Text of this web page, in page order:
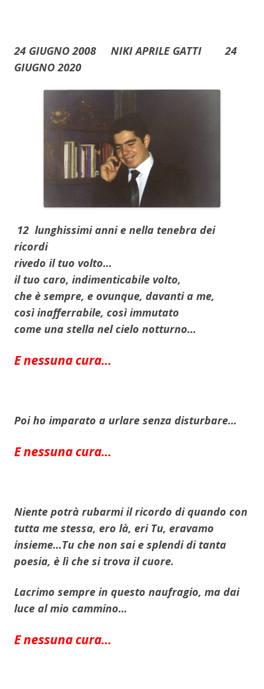
24 GIUGNO 2008 NIKI APRILE GATTI 24
GIUGNO 2020
12 lunghissimi anni e nella tenebra dei
ricordi
rivedo il tuo volto…
il tuo caro, indimenticabile volto,
che è sempre, e ovunque, davanti a me,
così inafferrabile, così immutato
come una stella nel cielo notturno…
E nessuna cura…
Poi ho imparato a urlare senza disturbare…
E nessuna cura…
Niente potrà rubarmi il ricordo di quando con
tutta me stessa, ero là, eri Tu, eravamo
insieme…Tu che non sai e splendi di tanta
poesia, è lì che si trova il cuore.
Lacrimo sempre in questo naufragio, ma dai
luce al mio cammino…
E nessuna cura…